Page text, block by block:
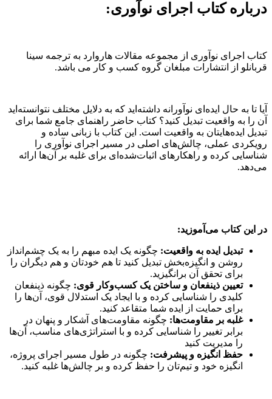
درباره کتاب اجرای نوآوری:
کتاب اجرای نوآوری از مجموعه مقالات هاروارد به ترجمه سینا
قربانلو از انتشارات مبلغان گروه کسب و کار می باشد.
آیا تا به حال ایده‌ای نوآورانه داشته‌اید که به دلایل مختلف نتوانسته‌اید
آن را به واقعیت تبدیل کنید؟ کتاب حاضر راهنمای جامع شما برای
تبدیل ایده‌هایتان به واقعیت است. این کتاب با زبانی ساده و
رویکردی عملی، چالش‌های اصلی در مسیر اجرای نوآوری را
شناسایی کرده و راهکارهای اثبات‌شده‌ای برای غلبه بر آن‌ها ارائه
می‌دهد.
در این کتاب می‌آموزید:
تبدیل ایده به واقعیت: چگونه یک ایده مبهم را به یک چشم‌انداز
روشن و انگیزه‌بخش تبدیل کنید تا هم خودتان و هم دیگران را
برای تحقق آن برانگیزید.
تعیین ذینفعان و ساختن یک کسب‌وکار قوی: چگونه ذینفعان
کلیدی را شناسایی کرده و با ایجاد یک استدلال قوی، آن‌ها را
برای حمایت از ایده شما متقاعد کنید.
غلبه بر مقاومت‌ها: چگونه مقاومت‌های آشکار و پنهان در
برابر تغییر را شناسایی کرده و با استراتژی‌های مناسب، آن‌ها
را مدیریت کنید
حفظ انگیزه و پیشرفت: چگونه در طول مسیر اجرای پروژه،
انگیزه خود و تیم‌تان را حفظ کرده و بر چالش‌ها غلبه کنید.